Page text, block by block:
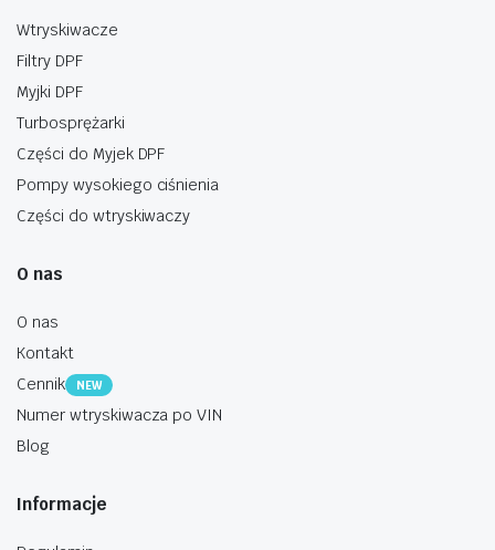
Wtryskiwacze
Filtry DPF
Myjki DPF
Turbosprężarki
Części do Myjek DPF
Pompy wysokiego ciśnienia
Części do wtryskiwaczy
O nas
O nas
Kontakt
Cennik
NEW
Numer wtryskiwacza po VIN
Blog
Informacje